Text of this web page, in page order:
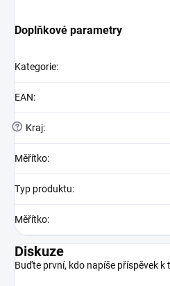
Doplňkové parametry
Kategorie:
EAN:
? Kraj:
Měřítko:
Typ produktu:
Měřítko:
Diskuze
Buďte první, kdo napíše příspěvek k